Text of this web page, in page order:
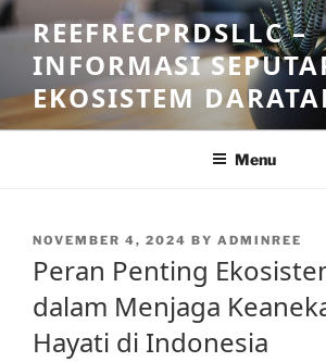
Skip
to
content
REEFRECPRDSLLC –
INFORMASI
EKOSISTEM
Menu
POSTED
NOVEMBER 4, 2024 BY ADMINREE
Peran Penting
dalam Menjaga
Hayati di Indonesia